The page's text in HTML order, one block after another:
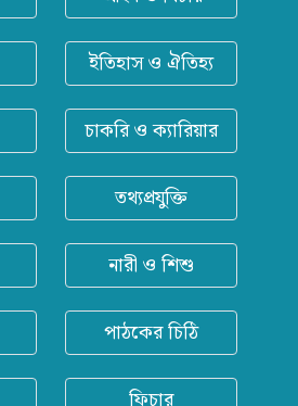
ইতিহাস ও ঐতিহ্য
চাকরি ও ক্যারিয়ার
তথ্যপ্রযুক্তি
নারী ও শিশু
পাঠকের চিঠি